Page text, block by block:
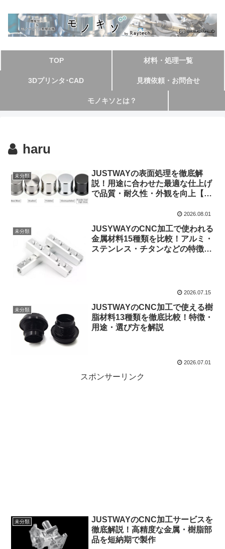
TOP 材料・処理一覧
3Dプリンタ･CAD 見積依頼・お問合せ
モノキソとは？
haru
未分類
JUSTWAYの表面処理を徹底解
説！用途に合わせた最適な仕上げ
で品質・耐久性・外観を向上【前
2026.08.01
未分類
JUSYWAYのCNC加工で使われる
金属材料15種類を比較！アルミ・
ステンレス・チタンなどの特徴を
2026.07.15
未分類
JUSTWAYのCNC加工で使える樹
脂材料13種類を徹底比較！特徴・
用途・選び方を解説
2026.07.01
スポンサーリンク
未分類
JUSTWAYのCNC加工サービスを
徹底解説！高精度な金属・樹脂部
品を短納期で製作